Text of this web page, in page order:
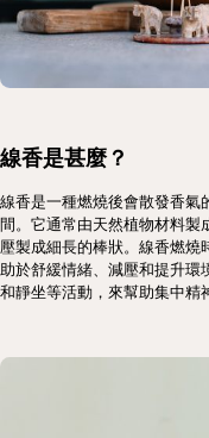
線香是甚麼？
線香是一種燃燒後會散發香氣
間。它通常由天然植物材料製
壓製成細長的棒狀。線香燃
助於舒緩情緒、減壓和提升環
和靜坐等活動，來幫助集中精